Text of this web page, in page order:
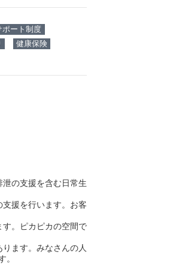
ポート制度
健康保険
の支援を含む日常生
援を行います。お客
。ピカピカの空間で
ます。みなさんの人
。